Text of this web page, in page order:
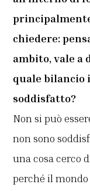
chiedere:
ambito, vale
quale bilancio
soddisfatto?
Non si può
non sono
una cosa cerco
perché il